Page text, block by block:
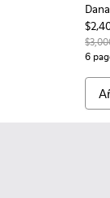
Dana
6